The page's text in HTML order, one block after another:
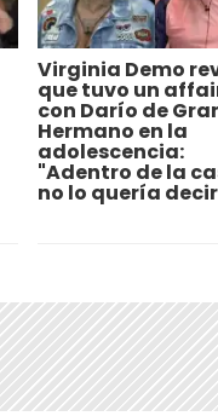
Virginia Demo
que tuvo un
con Darío de
Hermano en la
adolescencia:
"Adentro de la
no lo quería